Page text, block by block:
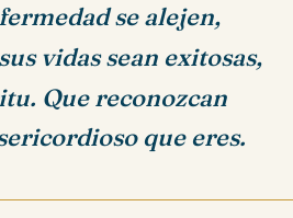
se alejen,
vidas sean exitosas,
Que reconozcan
que eres.